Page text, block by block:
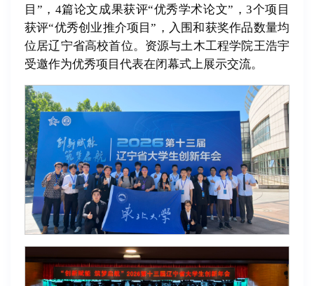
目”，4篇论文成果获评“优秀学术论文”，3个项目
获评“优秀创业推介项目”，入围和获奖作品数量均
位居辽宁省高校首位。资源与土木工程学院王浩宇
受邀作为优秀项目代表在闭幕式上展示交流。